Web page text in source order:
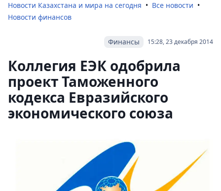
Новости Казахстана и мира на сегодня
Все новости
Новости финансов
15:28, 23 декабря 2014
Финансы
Коллегия ЕЭК одобрила
проект Таможенного
кодекса Евразийского
экономического союза